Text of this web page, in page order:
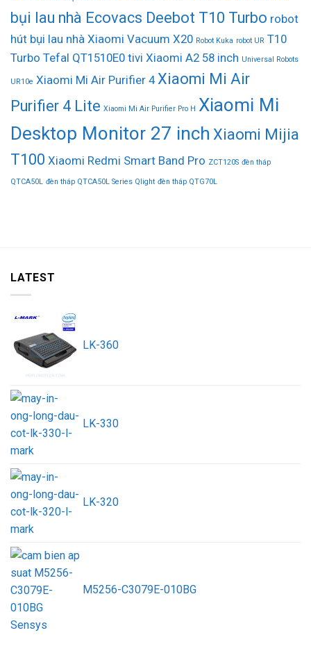
bụi lau nhà Ecovacs Deebot T10 Turbo robot
hút bụi lau nhà Xiaomi Vacuum X20 Robot Kuka robot UR T10
Turbo Tefal QT1510E0 tivi Xiaomi A2 58 inch Universal Robots
UR10e Xiaomi Mi Air Purifier 4 Xiaomi Mi Air
Purifier 4 Lite Xiaomi Mi Air Purifier Pro H Xiaomi Mi
Desktop Monitor 27 inch Xiaomi Mijia
T100 Xiaomi Redmi Smart Band Pro ZCT120S đèn tháp
QTCA50L đèn tháp QTCA50L Series Qlight đèn tháp QTG70L
LATEST
LK-360
LK-330
LK-320
M5256-C3079E-010BG